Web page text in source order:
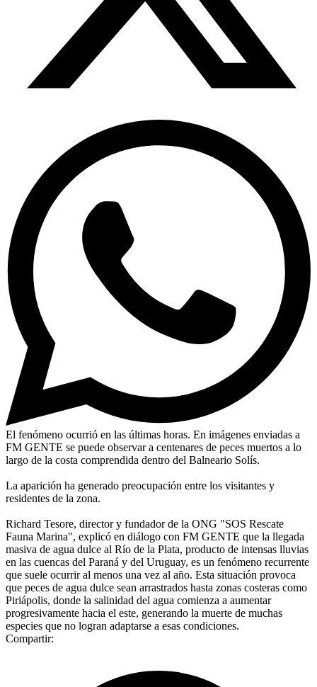
El fenómeno ocurrió en las últimas horas. En imágenes enviadas a
FM GENTE se puede observar a centenares de peces muertos a lo
largo de la costa comprendida dentro del Balneario Solís.
La aparición ha generado preocupación entre los visitantes y
residentes de la zona.
Richard Tesore, director y fundador de la ONG "SOS Rescate
Fauna Marina", explicó en diálogo con FM GENTE que la llegada
masiva de agua dulce al Río de la Plata, producto de intensas lluvias
en las cuencas del Paraná y del Uruguay, es un fenómeno recurrente
que suele ocurrir al menos una vez al año. Esta situación provoca
que peces de agua dulce sean arrastrados hasta zonas costeras como
Piriápolis, donde la salinidad del agua comienza a aumentar
progresivamente hacia el este, generando la muerte de muchas
especies que no logran adaptarse a esas condiciones.
Compartir: